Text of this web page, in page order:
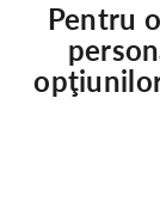
Pentru